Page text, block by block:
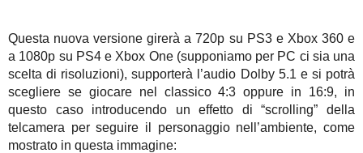
Questa nuova versione girerà a 720p su PS3 e Xbox 360 e
a 1080p su PS4 e Xbox One (supponiamo per PC ci sia una
scelta di risoluzioni), supporterà l’audio Dolby 5.1 e si potrà
scegliere se giocare nel classico 4:3 oppure in 16:9, in
questo caso introducendo un effetto di “scrolling” della
telcamera per seguire il personaggio nell’ambiente, come
mostrato in questa immagine: